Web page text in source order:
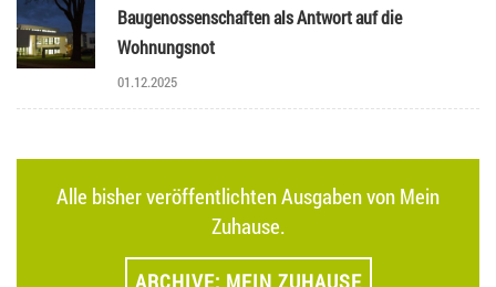
Baugenossenschaften als Antwort auf die
Wohnungsnot
01.12.2025
Alle bisher veröffentlichten Ausgaben von Mein
Zuhause.